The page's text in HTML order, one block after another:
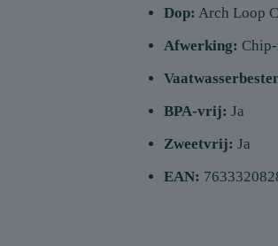
Dop: Arch Loop
Afwerking:
BPA-vrij: Ja
Zweetvrij: Ja
EAN: